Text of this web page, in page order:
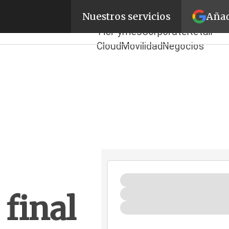
Nuestros servicios
al cliente finalFabricantesMayoristas
TicPymesCorporateRetail
CloudMovilidadNegocios
final